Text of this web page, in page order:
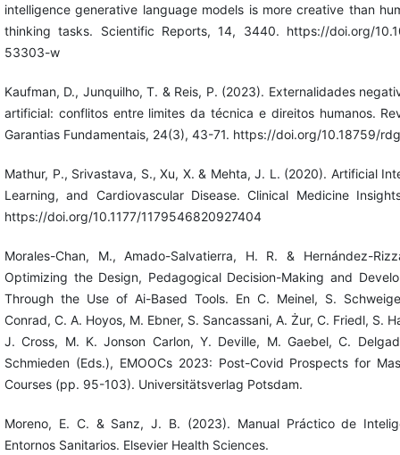
intelligence generative language models is more creative than
thinking tasks. Scientific Reports, 14, 3440. https://doi.org/
53303-w
Kaufman, D., Junquilho, T. & Reis, P. (2023). Externalidades
artificial: conflitos entre limites da técnica e direitos humanos.
Garantias Fundamentais, 24(3), 43-71. https://doi.org/10.18759/
Mathur, P., Srivastava, S., Xu, X. & Mehta, J. L. (2020). Artificial
Learning, and Cardiovascular Disease. Clinical Medicine
https://doi.org/10.1177/1179546820927404
Morales-Chan, M., Amado-Salvatierra, H. R. & Hernández-
Optimizing the Design, Pedagogical Decision-Making and
Through the Use of Ai-Based Tools. En C. Meinel, S.
Conrad, C. A. Hoyos, M. Ebner, S. Sancassani, A. Żur, C. Friedl, S.
J. Cross, M. K. Jonson Carlon, Y. Deville, M. Gaebel, C.
Schmieden (Eds.), EMOOCs 2023: Post-Covid Prospects for
Courses (pp. 95-103). Universitätsverlag Potsdam.
Moreno, E. C. & Sanz, J. B. (2023). Manual Práctico de
Entornos Sanitarios. Elsevier Health Sciences.